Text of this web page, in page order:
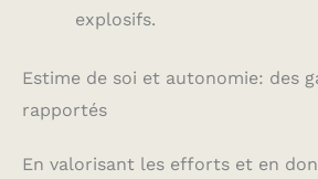
explosifs.
Estime de soi et autonomie: des
rapportés
En valorisant les efforts et en